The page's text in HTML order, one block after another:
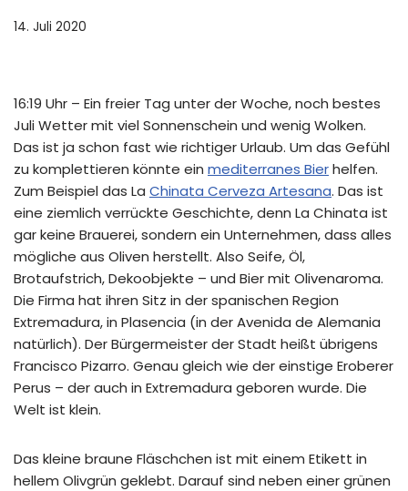
14. Juli 2020
16:19 Uhr – Ein freier Tag unter der Woche, noch bestes
Juli Wetter mit viel Sonnenschein und wenig Wolken.
Das ist ja schon fast wie richtiger Urlaub. Um das Gefühl
zu komplettieren könnte ein mediterranes Bierhelfen.
Zum Beispiel das La Chinata Cerveza Artesana. Das ist
eine ziemlich verrückte Geschichte, denn La Chinata ist
gar keine Brauerei, sondern ein Unternehmen, dass alles
mögliche aus Oliven herstellt. Also Seife, Öl,
Brotaufstrich, Dekoobjekte – und Bier mit Olivenaroma.
Die Firma hat ihren Sitz in der spanischen Region
Extremadura, in Plasencia (in der Avenida de Alemania
natürlich). Der Bürgermeister der Stadt heißt übrigens
Francisco Pizarro. Genau gleich wie der einstige Eroberer
Perus – der auch in Extremadura geboren wurde. Die
Welt ist klein.
Das kleine braune Fläschchen ist mit einem Etikett in
hellem Olivgrün geklebt. Darauf sind neben einer grünen